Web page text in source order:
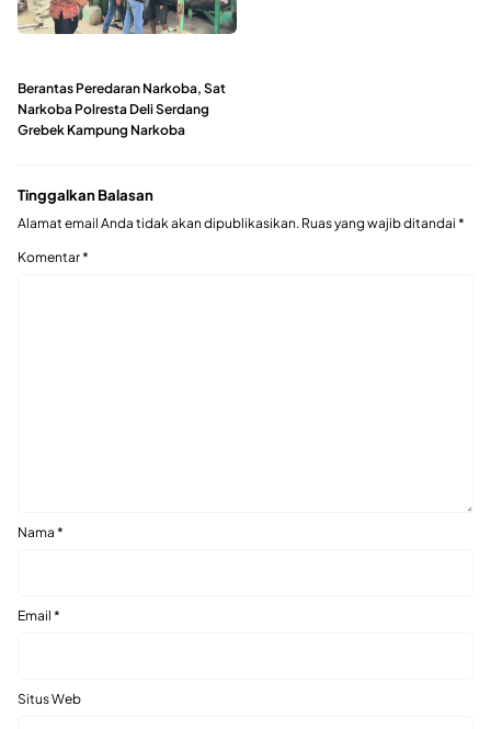
Berantas Peredaran Narkoba, Sat
Narkoba Polresta Deli Serdang
Grebek Kampung Narkoba
Tinggalkan Balasan
Alamat email Anda tidak akan dipublikasikan. Ruas yang wajib ditandai *
Komentar*
Nama *
Email *
Situs Web